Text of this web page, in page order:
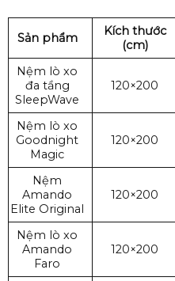
Sản phẩm
Kích thước
(cm)
Nệm lò xo
đa tầng
SleepWave
120×200
Nệm lò xo
Goodnight
Magic
120×200
Nệm
Amando
Elite Original
120×200
Nệm lò xo
Amando
Faro
120×200